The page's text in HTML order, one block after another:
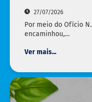
27/07/2026
Por meio do Ofício
encaminhou,…
Ver mais...